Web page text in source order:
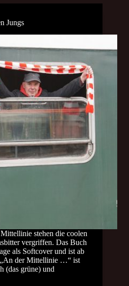
Jungs
stehen die coolen
vergriffen. Das Buch
als Softcover und ist ab
der Mittellinie …“ ist
(das grüne) und